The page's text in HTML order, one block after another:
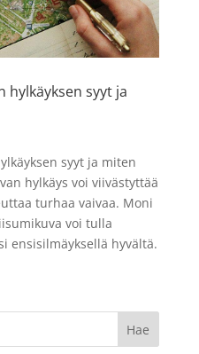
hylkäyksen syyt ja
syyt ja miten
hylkäys voi viivästyttää
turhaa vaivaa. Moni
voi tulla
ensisilmäyksellä hyvältä.